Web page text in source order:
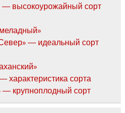
высокоурожайный сорт
— идеальный сорт
характеристика сорта
крупноплодный сорт